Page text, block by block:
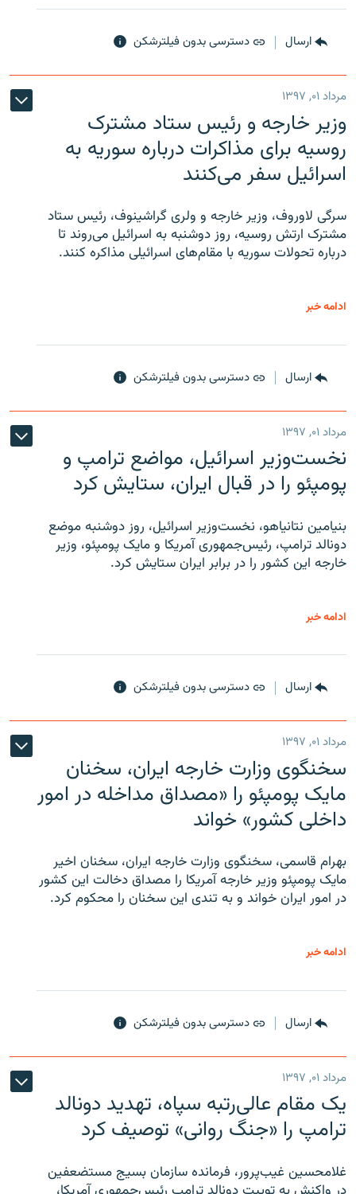
ارسال دسترسی بدون فیلترشکن
مرداد ۰۱, ۱۳۹۷
وزیر خارجه و رئیس‌ ستاد مشترک
روسیه برای مذاکرات درباره سوریه به
اسرائیل سفر می‌کنند
سرگی لاوروف، وزیر خارجه و ولری گراشینوف، رئیس ستاد
مشترک ارتش روسیه، روز دوشنبه به اسرائیل می‌روند تا
درباره تحولات سوریه با مقام‌های اسرائیلی مذاکره کنند.
ادامه خبر
ارسال دسترسی بدون فیلترشکن
مرداد ۰۱, ۱۳۹۷
نخست‌وزیر اسرائیل، مواضع ترامپ و
پومپئو را در قبال ایران، ستایش کرد
بنیامین نتانیاهو، نخست‌وزیر اسرائیل، روز دوشنبه موضع
دونالد ترامپ، رئیس‌جمهوری آمریکا و مایک پومپئو، وزیر
خارجه این کشور را در برابر ایران ستایش کرد.
ادامه خبر
ارسال دسترسی بدون فیلترشکن
مرداد ۰۱, ۱۳۹۷
سخنگوی وزارت خارجه ایران، سخنان
مایک پومپئو را «مصداق مداخله در امور
داخلی کشور» خواند
بهرام قاسمی، سخنگوی وزارت خارجه ایران، سخنان اخیر
مایک پومپئو وزیر خارجه آمریکا را مصداق دخالت این کشور
در امور ایران خواند و به تندی این سخنان را محکوم کرد.
ادامه خبر
ارسال دسترسی بدون فیلترشکن
مرداد ۰۱, ۱۳۹۷
یک مقام عالی‌رتبه سپاه، تهدید دونالد
ترامپ را «جنگ روانی» توصیف کرد
غلامحسین غیب‌پرور، فرمانده سازمان بسیج مستضعفین